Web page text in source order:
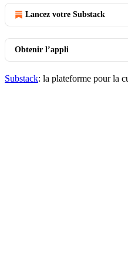
Lancez votre Substack
Obtenir l’appli
Substack: la plateforme pour la